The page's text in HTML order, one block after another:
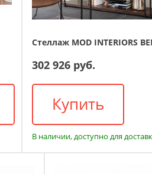
Стеллаж MOD INTERIORS
302 926 руб.
Купить
В наличии, доступно для